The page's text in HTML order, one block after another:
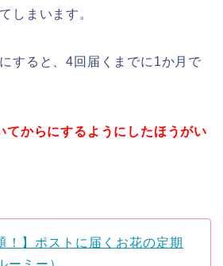
しまいます。
すると、4回届くまでに1か月で
てからにするようにしたほうがい
！】ポストに届くお花の定期